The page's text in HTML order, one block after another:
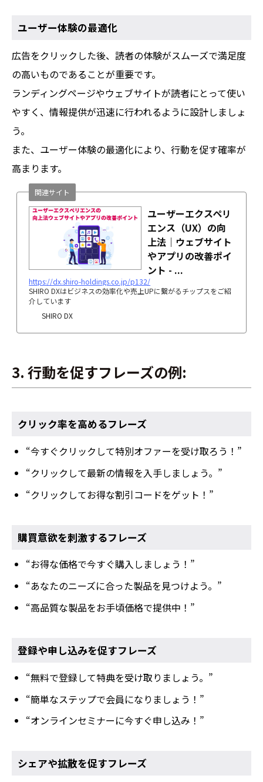
ユーザー体験の最適化
広告をクリックした後、読者の体験がスムーズで満足度
の高いものであることが重要です。
ランディングページやウェブサイトが読者にとって使い
やすく、情報提供が迅速に行われるように設計しましょ
う。
また、ユーザー体験の最適化により、行動を促す確率が
高まります。
ユーザーエクスペリ
エンス（UX）の向
上法｜ウェブサイト
やアプリの改善ポイ
ント - ...
https://dx.shiro-holdings.co.jp/p132/
SHIRO DXはビジネスの効率化や売上UPに繋がるチップスをご紹
介しています
SHIRO DX
関連サイト
3. 行動を促すフレーズの例:
クリック率を高めるフレーズ
“今すぐクリックして特別オファーを受け取ろう！”
“クリックして最新の情報を入手しましょう。”
“クリックしてお得な割引コードをゲット！”
購買意欲を刺激するフレーズ
“お得な価格で今すぐ購入しましょう！”
“あなたのニーズに合った製品を見つけよう。”
“高品質な製品をお手頃価格で提供中！”
登録や申し込みを促すフレーズ
“無料で登録して特典を受け取りましょう。”
“簡単なステップで会員になりましょう！”
“オンラインセミナーに今すぐ申し込み！”
シェアや拡散を促すフレーズ